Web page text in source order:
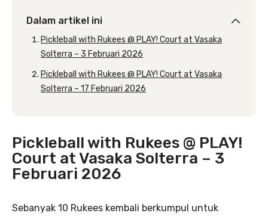
Dalam artikel ini
Pickleball with Rukees @ PLAY! Court at Vasaka
Solterra – 3 Februari 2026
Pickleball with Rukees @ PLAY! Court at Vasaka
Solterra – 17 Februari 2026
Pickleball with Rukees @ PLAY!
Court at Vasaka Solterra – 3
Februari 2026
Sebanyak 10 Rukees kembali berkumpul untuk